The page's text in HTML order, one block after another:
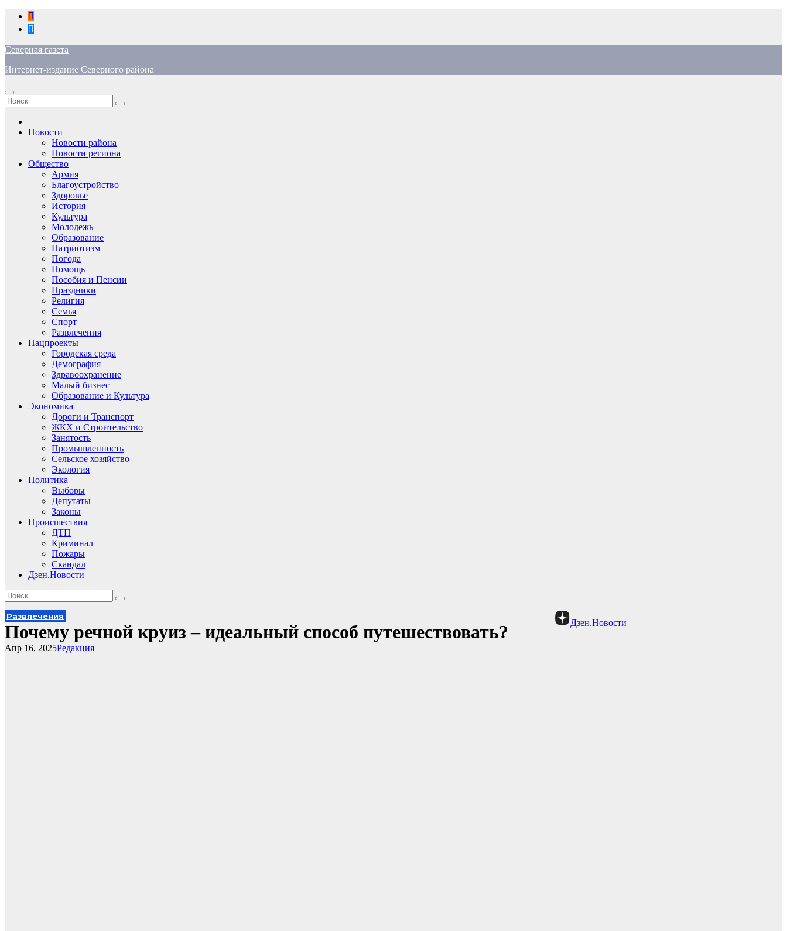
Перейти
содержимому
Северная газета
Интернет-издание Северного района
Новости
Новости района
Новости региона
Общество
Армия
Благоустройство
Здоровье
История
Культура
Молодежь
Образование
Патриотизм
Погода
Помощь
Пособия и Пенсии
Праздники
Религия
Семья
Спорт
Развлечения
Нацпроекты
Городская среда
Демография
Здравоохранение
Малый бизнес
Образование и Культура
Экономика
Дороги и Транспорт
ЖКХ и Строительство
Занятость
Промышленность
Сельское хозяйство
Экология
Политика
Выборы
Депутаты
Законы
Происшествия
ДТП
Криминал
Пожары
Скандал
Дзен.Новости
Дзен.Новости
Развлечения
Почему речной круиз – идеальный способ путешествовать?
Редакция
Апр 16, 2025